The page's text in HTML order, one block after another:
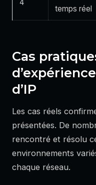
4
temps réel
Cas
d’IP
Les cas réels
présentées. De
rencontré et résolu
environnements
chaque réseau.